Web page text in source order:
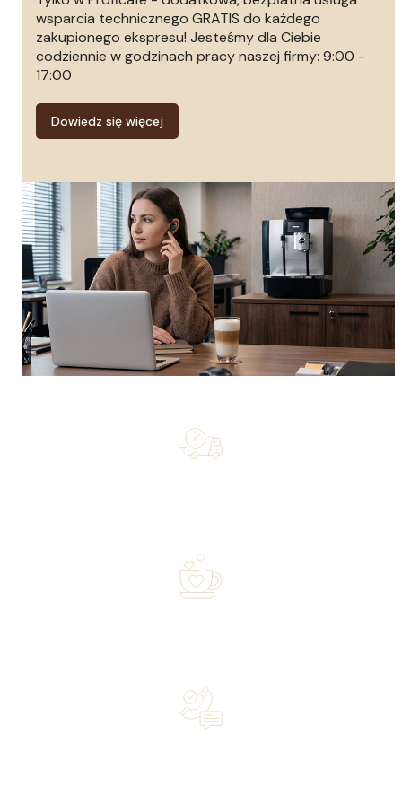
wsparcia technicznego GRATIS do każdego
zakupionego ekspresu! Jesteśmy dla Ciebie
codziennie w godzinach pracy naszej firmy: 9:00 -
17:00
Dowiedz się więcej